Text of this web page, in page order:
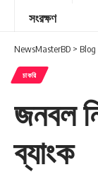
সংরক্ষণ
NewsMasterBD > Blog
চাকরি
জনবল
ব্যাংক